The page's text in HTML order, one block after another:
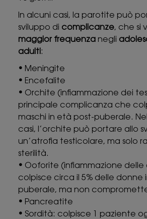
In alcuni casi, la parotite può
sviluppo di complicanze, che si
maggior frequenza negli
adulti:
• Meningite
• Encefalite
• Orchite (infiammazione dei
principale complicanza che
maschi in età post-puberale.
casi, l’orchite può portare allo
un’atrofia testicolare, ma solo
sterilità.
• Ooforite (infiammazione delle
colpisce circa il 5% delle donne
puberale, ma non
• Pancreatite
• Sordità: colpisce 1 paziente